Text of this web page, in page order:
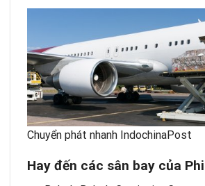
Chuyển phát nhanh IndochinaPost
Hay đến các sân bay của